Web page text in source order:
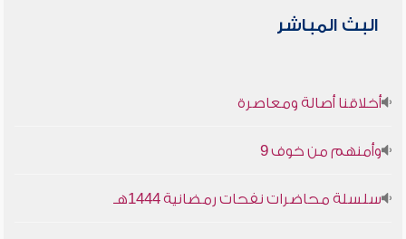
البث المباشر
أخلاقنا أصالة ومعاصرة
وأمنهم من خوف 9
سلسلة محاضرات نفحات رمضانية 1444هـ